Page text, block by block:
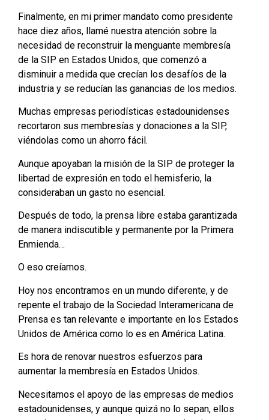
Finalmente, en mi primer mandato como presidente
hace diez años, llamé nuestra atención sobre la
necesidad de reconstruir la menguante membresía
de la SIP en Estados Unidos, que comenzó a
disminuir a medida que crecían los desafíos de la
industria y se reducían las ganancias de los medios.
Muchas empresas periodísticas estadounidenses
recortaron sus membresías y donaciones a la SIP,
viéndolas como un ahorro fácil.
Aunque apoyaban la misión de la SIP de proteger la
libertad de expresión en todo el hemisferio, la
consideraban un gasto no esencial.
Después de todo, la prensa libre estaba garantizada
de manera indiscutible y permanente por la Primera
Enmienda…
O eso creíamos.
Hoy nos encontramos en un mundo diferente, y de
repente el trabajo de la Sociedad Interamericana de
Prensa es tan relevante e importante en los Estados
Unidos de América como lo es en América Latina.
Es hora de renovar nuestros esfuerzos para
aumentar la membresía en Estados Unidos.
Necesitamos el apoyo de las empresas de medios
estadounidenses, y aunque quizá no lo sepan, ellos